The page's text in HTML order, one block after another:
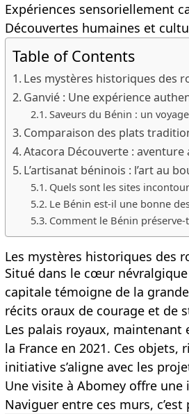
Expériences sensoriellement
Découvertes humaines et
Table of Contents
Les mystères historiques des
Ganvié : Une expérience
Saveurs du Bénin : un
Comparaison des plats
Atacora Découverte :
L’artisanat béninois : l’art au
Quels sont les sites
Le Bénin est-il une bonne
Comment le Bénin
Les mystères historiques des
Situé dans le cœur
capitale témoigne de la
récits oraux de courage et de
Les palais royaux,
la France en 2021. Ces
initiative s’aligne avec les
Une visite à Abomey offre
Naviguer entre ces murs,